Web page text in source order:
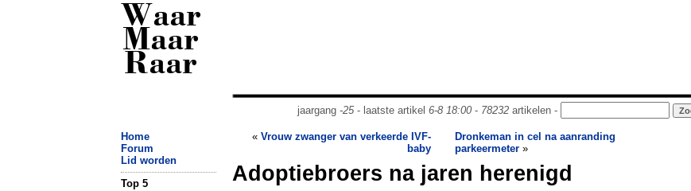
Waar
Maar
Raar
jaargang -25- laatste artikel 6-8 18:00- 78232artikelen -
Home
Forum
Lid worden
Top 5
« Vrouw zwanger van verkeerde IVF-
baby
Dronkeman in cel na aanranding
parkeermeter »
Adoptiebroers na jaren herenigd